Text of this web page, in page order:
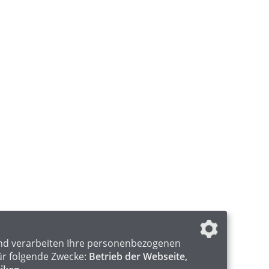
verarbeiten Ihre personenbezogenen
folgende Zwecke: Betrieb der Webseite,